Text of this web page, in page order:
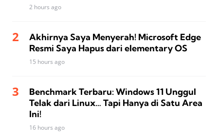
2 hours ago
Akhirnya Saya Menyerah! Microsoft Edge
Resmi Saya Hapus dari elementary OS
15 hours ago
Benchmark Terbaru: Windows 11 Unggul
Telak dari Linux… Tapi Hanya di Satu Area
Ini!
16 hours ago